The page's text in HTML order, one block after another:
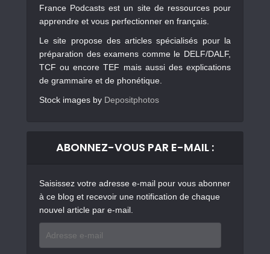
France Podcasts est un site de ressources pour
apprendre et vous perfectionner en français.
Le site propose des articles spécialisés pour la
préparation des examens comme le DELF/DALF,
TCF ou encore TEF mais aussi des explications
de grammaire et de phonétique.
Stock images by Depositphotos
ABONNEZ-VOUS PAR E-MAIL :
Saisissez votre adresse e-mail pour vous abonner
à ce blog et recevoir une notification de chaque
nouvel article par e-mail.